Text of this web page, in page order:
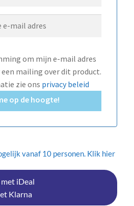
om mijn e-mail adres
mailing over dit product.
zie ons privacy beleid
op de hoogte!
vanaf 10 personen. Klik hier
iDeal
Klarna